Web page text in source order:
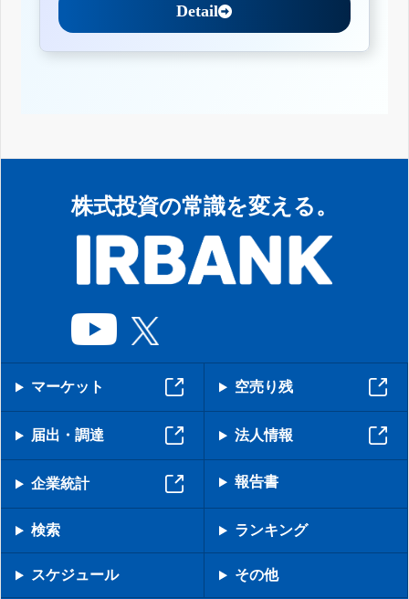
Detail
株式投資の常識を変える。
マーケット 空売り残
届出・調達 法人情報
企業統計 報告書
検索 ランキング
スケジュール その他